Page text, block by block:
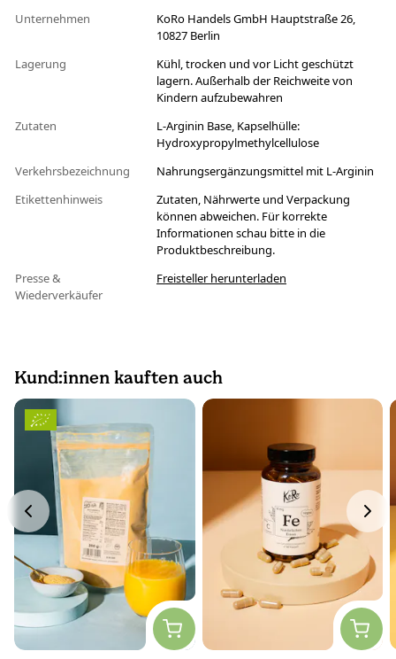
Unternehmen
KoRo Handels GmbH Hauptstraße 26,
10827 Berlin
Lagerung
Kühl, trocken und vor Licht geschützt
lagern. Außerhalb der Reichweite von
Kindern aufzubewahren
Zutaten
L-Arginin Base, Kapselhülle:
Hydroxypropylmethylcellulose
Verkehrsbezeichnung
Nahrungsergänzungsmittel mit L-Arginin
Etikettenhinweis
Zutaten, Nährwerte und Verpackung
können abweichen. Für korrekte
Informationen schau bitte in die
Produktbeschreibung.
Presse &
Wiederverkäufer
Freisteller herunterladen
Kund:innen kauften auch